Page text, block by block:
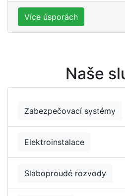
Více úsporách
Naše
Zabezpečovací systémy
Elektroinstalace
Slaboproudé rozvody